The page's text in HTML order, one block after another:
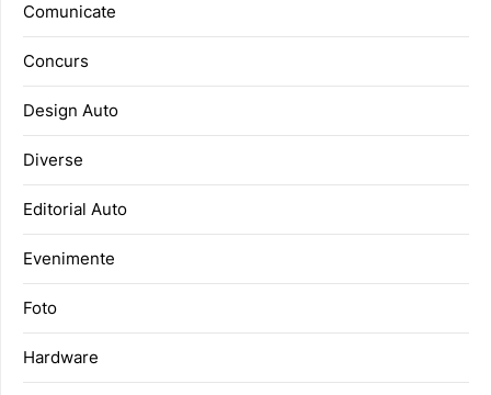
Comunicate
Concurs
Design Auto
Diverse
Editorial Auto
Evenimente
Foto
Hardware